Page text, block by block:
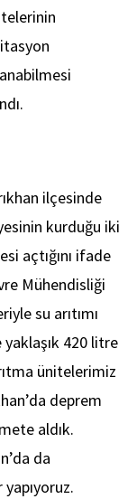
ilçesinde
kurduğu iki
açtığını ifade
Mühendisliği
su arıtımı
420 litre
ünitelerimiz
deprem
aldık.
da